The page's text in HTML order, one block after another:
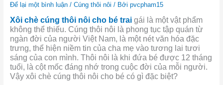
Để lại một bình luận / Cúng thôi nôi / Bởi pvcpham15
Xôi chè cúng thôi nôi cho bé traigái là một vật phẩm
không thể thiếu. Cúng thôi nôi là phong tục tập quán từ
ngàn đời của người Việt Nam, là một nét văn hóa đặc
trưng, thể hiện niềm tin của cha mẹ vào tương lai tươi
sáng của con mình. Thôi nôi là khi đứa bé được 12 tháng
tuổi, là cột mốc đáng nhớ trong cuộc đời của mỗi người.
Vậy xôi chè cúng thôi nôi cho bé có gì đặc biệt?